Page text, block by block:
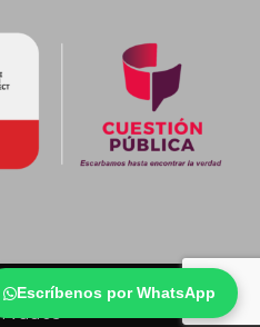
Escríbenos por WhatsApp
- Todos los derechos